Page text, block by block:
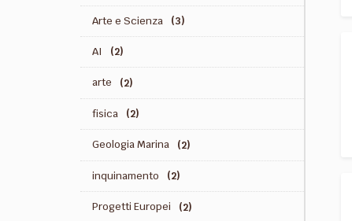
Arte e Scienza (3)
AI (2)
arte (2)
fisica (2)
Geologia Marina (2)
inquinamento (2)
Progetti Europei (2)